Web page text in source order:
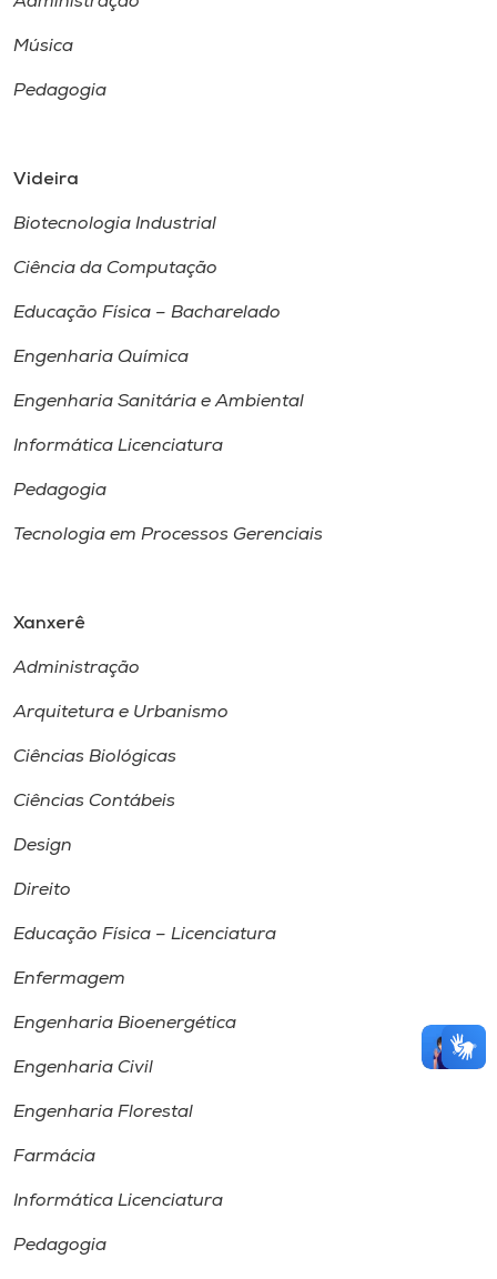
Música
Pedagogia
Videira
Biotecnologia Industrial
Ciência da Computação
Educação Física – Bacharelado
Engenharia Química
Engenharia Sanitária e Ambiental
Informática Licenciatura
Pedagogia
Tecnologia em Processos Gerenciais
Xanxerê
Administração
Arquitetura e Urbanismo
Ciências Biológicas
Ciências Contábeis
Design
Direito
Educação Física – Licenciatura
Enfermagem
Engenharia Bioenergética
Engenharia Civil
Engenharia Florestal
Farmácia
Informática Licenciatura
Pedagogia